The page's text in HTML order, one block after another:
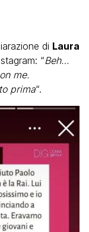
di Laura
“Beh…
me.
prima“.